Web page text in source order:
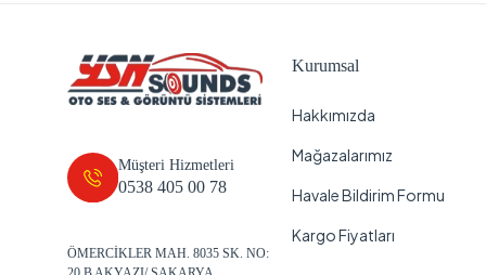
Müşteri Hizmetleri
0538 405 00 78
ÖMERCİKLER MAH. 8035 SK. NO:
Kurumsal
Hakkımızda
Mağazalarımız
Havale Bildirim Formu
Kargo Fiyatları